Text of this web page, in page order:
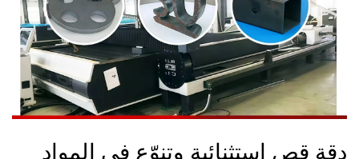
دقة قص استثنائية وتنوّع في المواد